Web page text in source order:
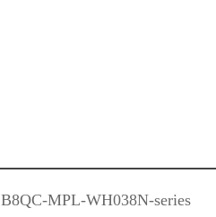
B8QC-MPL-WH038N-series